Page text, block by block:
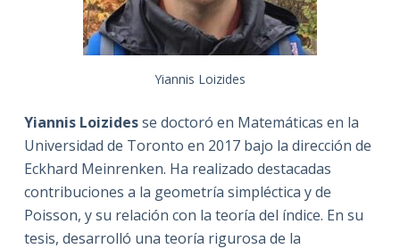
Yiannis Loizides
Yiannis Loizidesse doctoró en Matemáticas en la
Universidad de Toronto en 2017 bajo la dirección de
Eckhard Meinrenken. Ha realizado destacadas
contribuciones a la geometría simpléctica y de
Poisson, y su relación con la teoría del índice. En su
tesis, desarrolló una teoría rigurosa de la